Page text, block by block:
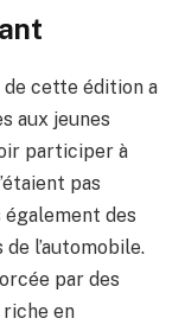
cette édition a
aux jeunes
participer à
pas
également des
l’automobile.
par des
en